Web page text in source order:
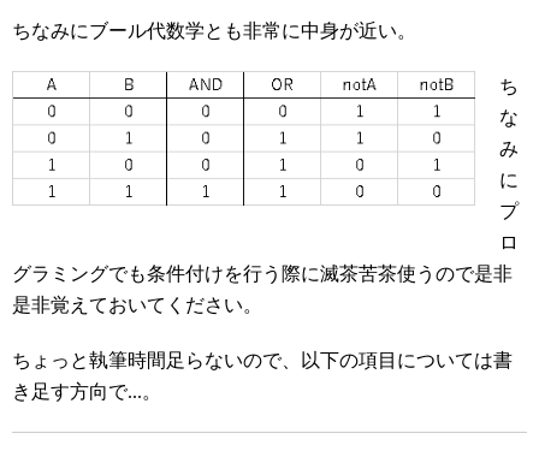
ちなみにブール代数学とも非常に中身が近い。
ち
な
み
に
プ
ロ
グラミングでも条件付けを行う際に滅茶苦茶使うので是非
是非覚えておいてください。
ちょっと執筆時間足らないので、以下の項目については書
き足す方向で...。